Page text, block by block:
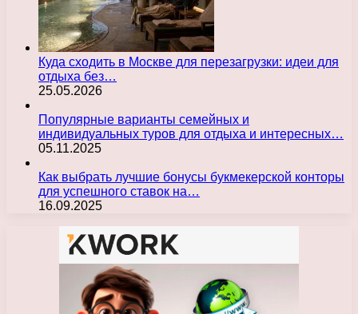
Куда сходить в Москве для перезагрузки: идеи для
отдыха без…
25.05.2026
Популярные варианты семейных и
индивидуальных туров для отдыха и интересных…
05.11.2025
Как выбрать лучшие бонусы букмекерской конторы
для успешного ставок на…
16.09.2025